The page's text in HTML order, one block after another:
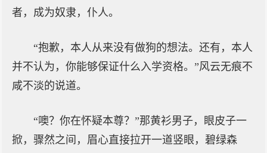
者，成为奴隶，仆人。
“抱歉，本人从来没有做狗的想法。还有，本人
并不认为，你能够保证什么入学资格。”风云无痕不
咸不淡的说道。
“噢？你在怀疑本尊？”那黄衫男子，眼皮子一
掀，骤然之间，眉心直接拉开一道竖眼，碧绿森